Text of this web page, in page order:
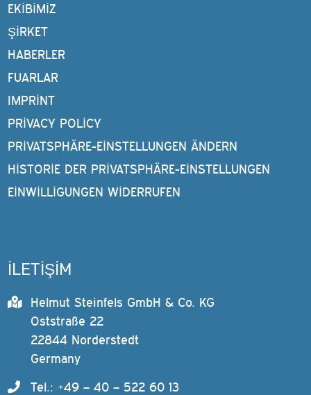
EKIBIMIZ
ŞIRKET
HABERLER
FUARLAR
IMPRINT
PRIVACY POLICY
PRIVATSPHÄRE-EINSTELLUNGEN ÄNDERN
HISTORIE DER PRIVATSPHÄRE-EINSTELLUNGEN
EINWILLIGUNGEN WIDERRUFEN
İLETİŞİM
Helmut Steinfels GmbH & Co. KG
Oststraße 22
22844 Norderstedt
Germany
Tel.: +49 – 40 – 522 60 13